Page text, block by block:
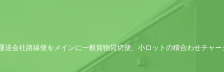
送会社路線便をメインに一般貨物貸切便、小ロットの積合わせチャ